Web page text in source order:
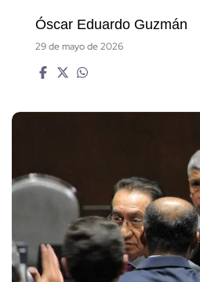
Óscar Eduardo Guzmán
29 de mayo de 2026